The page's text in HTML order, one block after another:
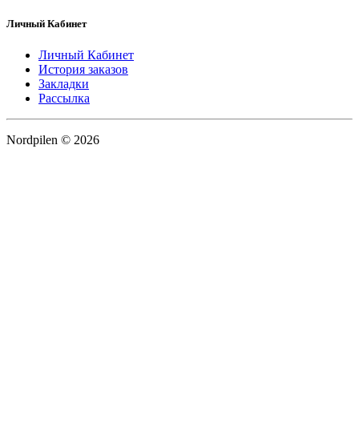
Личный Кабинет
Личный Кабинет
История заказов
Закладки
Рассылка
Nordpilen © 2026